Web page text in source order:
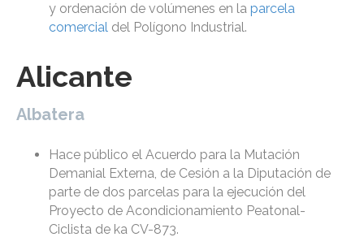
y ordenación de volúmenes en la parcela
comercial del Polígono Industrial.
Alicante
Albatera
Hace público el Acuerdo para la Mutación
Demanial Externa, de Cesión a la Diputación de
parte de dos parcelas para la ejecución del
Proyecto de Acondicionamiento Peatonal-
Ciclista de ka CV-873.